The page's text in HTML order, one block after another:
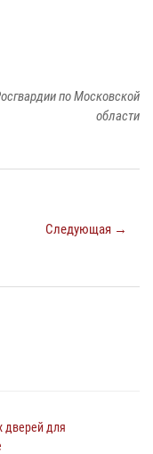
по Московской
области
Следующая →
дверей для